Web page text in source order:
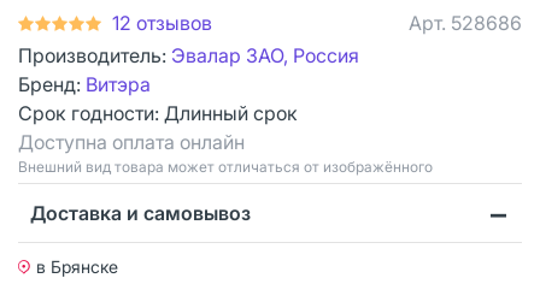
12 отзывов Арт. 528686
Производитель: Эвалар ЗАО, Россия
Бренд: Витэра
Срок годности: Длинный срок
Доступна оплата онлайн
Bнешний вид товара может отличаться от изображённого
Доставка и самовывоз
в Брянске